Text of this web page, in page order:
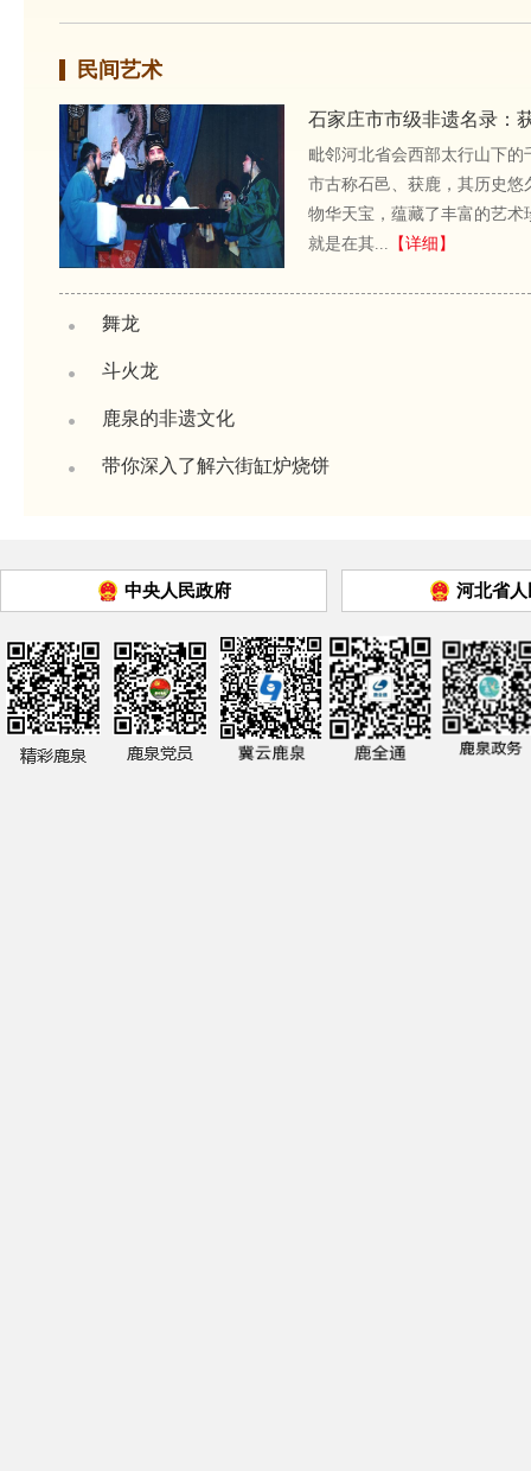
民间艺术
石家庄市市级非遗名录：
毗邻河北省会西部太行山下
市古称石邑、获鹿，其历史悠
物华天宝，蕴藏了丰富的艺术
就是在其... 【详细】
舞龙
斗火龙
鹿泉的非遗文化
带你深入了解六街缸炉烧饼